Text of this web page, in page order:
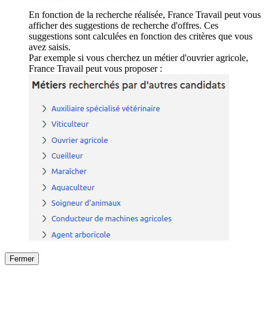
En fonction de la recherche réalisée, France Travail peut vous
afficher des suggestions de recherche d'offres. Ces
suggestions sont calculées en fonction des critères que vous
avez saisis.
Par exemple si vous cherchez un métier d'ouvrier agricole,
France Travail peut vous proposer :
Fermer